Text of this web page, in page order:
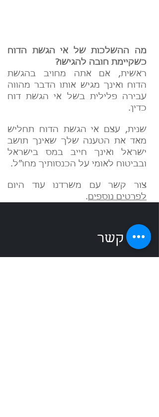
מה ההשלכות של אי הגשת הדוח
כשקיימת חובה להגישו?
ראשית, אם אתה מחויב בהגשת
הדוח ואינך מגיש אותו הדבר מהווה
עבירה פלילית בשל אי הגשת דוח
כדין.
שנית, עצם אי הגשת הדוח תחליש
מאד את הטענה שלך שאינך תושב
ישראל ואינך חייב במס בישראל
ובביטוח לאומי על הכנסותיך מחו”ל.
צור קשר עם משרדנו עוד היום
לפרטים נוספים.
צרו קשר